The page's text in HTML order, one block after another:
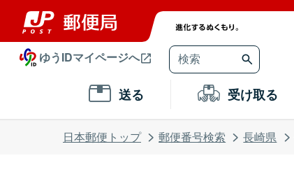
ゆうIDマイページへ
送る 受け取る
日本郵便トップ 郵便番号検索 長崎県